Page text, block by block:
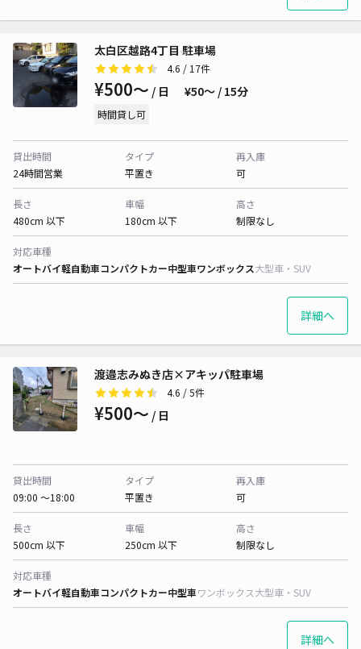
太白区越路4丁目 駐車場
4.6 / 17件
¥500〜 / 日 ¥50〜 / 15分
時間貸し可
貸出時間
24時間営業
タイプ
平置き
再入庫
可
長さ
480cm 以下
車幅
180cm 以下
高さ
制限なし
対応車種
オートバイ軽自動車コンパクトカー中型車ワンボックス大型車・SUV
詳細へ
渡邉志みぬき店×アキッパ駐車場
4.6 / 5件
¥500〜 / 日
貸出時間
09:00 〜18:00
タイプ
平置き
再入庫
可
長さ
500cm 以下
車幅
250cm 以下
高さ
制限なし
対応車種
オートバイ軽自動車コンパクトカー中型車ワンボックス大型車・SUV
詳細へ